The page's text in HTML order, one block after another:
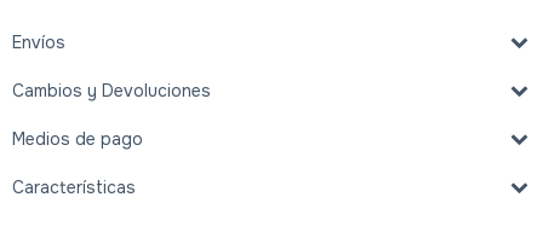
Envíos
Cambios y Devoluciones
Medios de pago
Características